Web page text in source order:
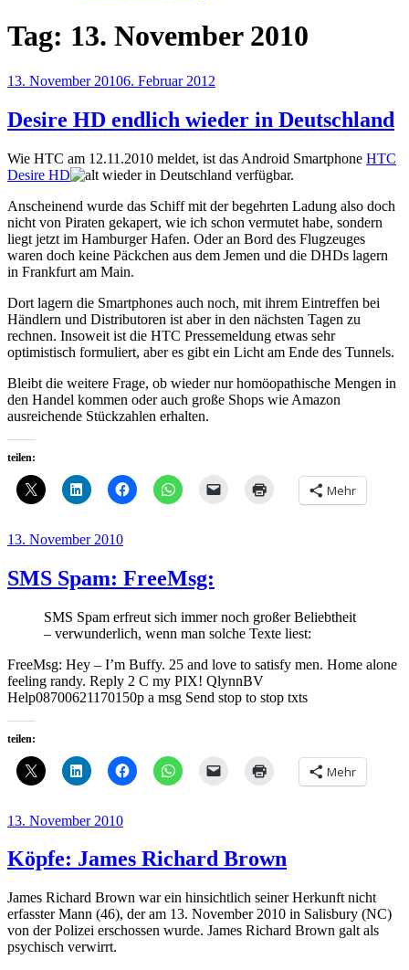
Tag: 13. November 2010
Veröffentlicht
13. November 20106. Februar 2012
Desire HD endlich wieder in Deutschland
Wie HTC am 12.11.2010 meldet, ist das Android Smartphone HTC
Desire HD
wieder in Deutschland verfügbar.
Anscheinend wurde das Schiff mit der begehrten Ladung also doch
nicht von Piraten gekapert, wie ich schon vermutet habe, sondern
liegt jetzt im Hamburger Hafen. Oder an Bord des Flugzeuges
waren doch keine Päckchen aus dem Jemen und die DHDs lagern
in Frankfurt am Main.
Dort lagern die Smartphones auch noch, mit ihrem Eintreffen bei
Händlern und Distributoren ist aber in den nächsten Tagen zu
rechnen. Insoweit ist die HTC Pressemeldung etwas sehr
optimistisch formuliert, aber es gibt ein Licht am Ende des Tunnels.
Bleibt die weitere Frage, ob wieder nur homöopathische Mengen in
den Handel kommen oder auch große Shops wie Amazon
ausreichende Stückzahlen erhalten.
teilen:
Mehr
Veröffentlicht
13. November 2010
SMS Spam: FreeMsg:
SMS Spam erfreut sich immer noch großer Beliebtheit
– verwunderlich, wenn man solche Texte liest:
FreeMsg: Hey – I’m Buffy. 25 and love to satisfy men. Home alone
feeling randy. Reply 2 C my PIX! QlynnBV
Help08700621170150p a msg Send stop to stop txts
teilen:
Mehr
Veröffentlicht
13. November 2010
Köpfe: James Richard Brown
James Richard Brown war ein hinsichtlich seiner Herkunft nicht
erfasster Mann (46), der am 13. November 2010 in Salisbury (NC)
von der Polizei erschossen wurde. James Richard Brown galt als
psychisch verwirrt.